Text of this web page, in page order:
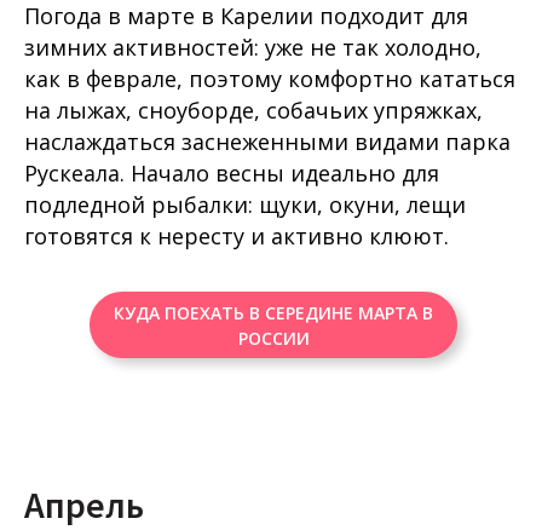
Погода в марте в Карелии подходит для
зимних активностей: уже не так холодно,
как в феврале, поэтому комфортно кататься
на лыжах, сноуборде, собачьих упряжках,
наслаждаться заснеженными видами парка
Рускеала. Начало весны идеально для
подледной рыбалки: щуки, окуни, лещи
готовятся к нересту и активно клюют.
КУДА ПОЕХАТЬ В СЕРЕДИНЕ МАРТА В
РОССИИ
Апрель